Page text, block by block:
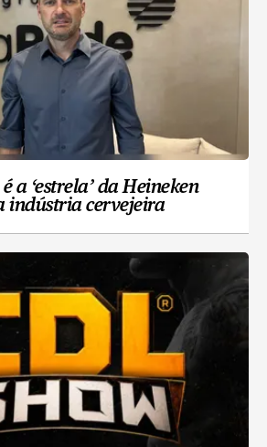
a ‘estrela’ da Heineken
indústria cervejeira